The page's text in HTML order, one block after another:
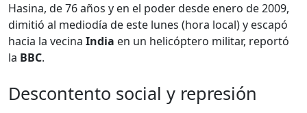
Hasina, de 76 años y en el poder desde enero de 2009,
dimitió al mediodía de este lunes (hora local) y escapó
hacia la vecina India en un helicóptero militar, reportó
la BBC.
Descontento social y represión